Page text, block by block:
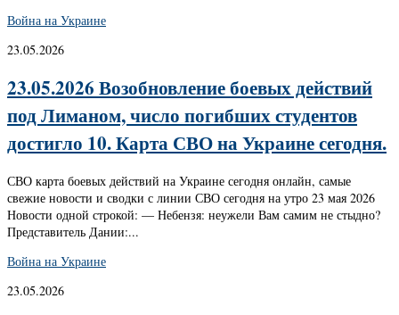
Война на Украине
23.05.2026
23.05.2026 Возобновление боевых действий
под Лиманом, число погибших студентов
достигло 10. Карта СВО на Украине сегодня.
СВО карта боевых действий на Украине сегодня онлайн, самые
свежие новости и сводки с линии СВО сегодня на утро 23 мая 2026
Новости одной строкой: — Небензя: неужели Вам самим не стыдно?
Представитель Дании:...
Война на Украине
23.05.2026